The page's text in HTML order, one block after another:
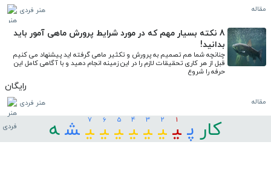
مقاله هنر فردی
8 نکته بسیار مهم که در مورد شرایط پرورش ماهی آمور باید
بدانید!
حرفه را شروع
رایگان
مقاله هنر فردی
کار ﭘ 1
ﯿ 2
ﯿ 3
ﯿ 4
ﯿ 5
ﯿ 6
ﯿ 7
ﯿ ﺸ ﻪ